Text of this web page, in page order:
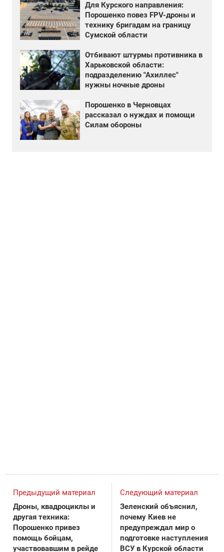
Для Курского направления:
Порошенко повез FPV-дроны и
технику бригадам на границу
Сумской области
Отбивают штурмы противника в
Харьковской области:
подразделению "Ахиллес"
нужны ночные дроны
Порошенко в Черновцах
рассказал о нуждах и помощи
Силам обороны
Предыдущий материал
Дроны, квадроциклы и
другая техника:
Порошенко привез
помощь бойцам,
участвовавшим в рейде
Следующий материал
Зеленский объяснил,
почему Киев не
предупреждал мир о
подготовке наступления
ВСУ в Курской области